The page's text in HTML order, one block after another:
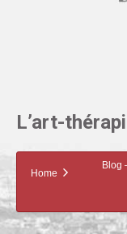
L’art-
Home
Blog